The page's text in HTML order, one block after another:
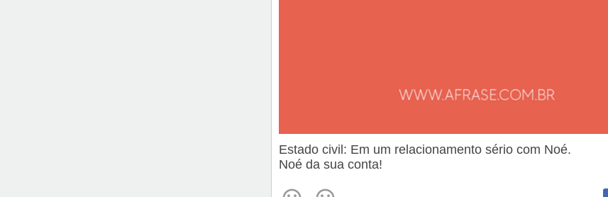
Estado civil: Em um relacionamento sério com Noé.
Noé da sua conta!